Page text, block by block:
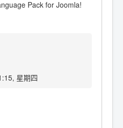
Pack for Joomla!
星期四